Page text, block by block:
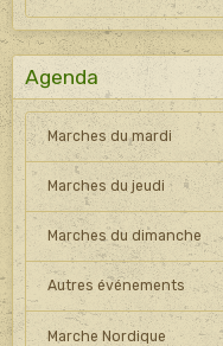
Agenda
Marches du mardi
Marches du jeudi
Marches du dimanche
Autres événements
Marche Nordique